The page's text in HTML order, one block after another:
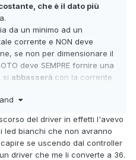
che è il dato più
da un minimo ad un
corrente e NON deve
se non per dimensionare il
deve SEMPRE fornire una
si abbasserà con la corrente
30 - 36 volt, è
mA con uscita di 30 Watt
li.
del driver in effetti l'avevo
led bianchi che non avranno
se uscendo dal controller
driver che me li converte a 36.